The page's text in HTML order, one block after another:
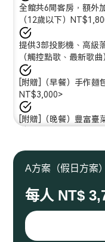
全館共6間客房，額外
（12歲以下）
提供3部投影機、高級
（觸控點歌、最新歌曲
[附贈]（早餐）手作麵
NT$3,000>
[附贈]（晚餐）豐富臺
機、踏墊、電熱水壺
A方案（假日方案）
每人 NT$